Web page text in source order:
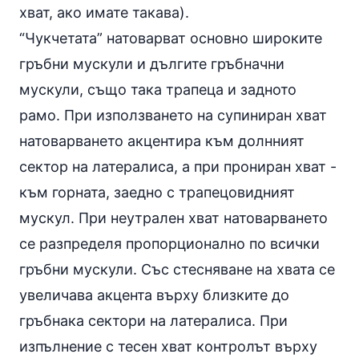
хват, ако имате такава).
“Чукчетата” натоварват основно широките
гръбни мускули и дългите гръбначни
мускули, също така трапеца и задното
рамо. При използването на супиниран хват
натоварването акцентира към долнният
сектор на латералиса, а при прониран хват -
към горната, заедно с трапецовидният
мускул. При неутрален хват натоварването
се разпределя пропорционално по всички
гръбни мускули. Със стесняване на хвата се
увеличава акцента върху близките до
гръбнака сектори на латералиса. При
изпълнение с тесен хват контролът върху